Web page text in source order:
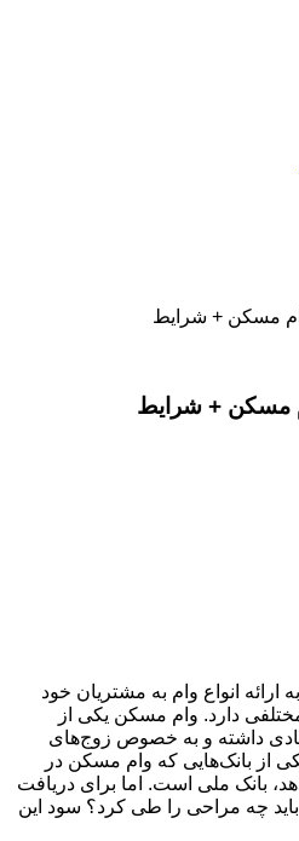
مسکن + شرایط
مسکن + شرایط
ارائه انواع وام به مشتریان خود
مختلفی دارد. وام مسکن یکی از
داشته و به خصوص زوج‌های
از بانک‌هایی که وام مسکن در
بانک ملی است. اما برای دریافت
چه مراحی را طی کرد؟ سود این